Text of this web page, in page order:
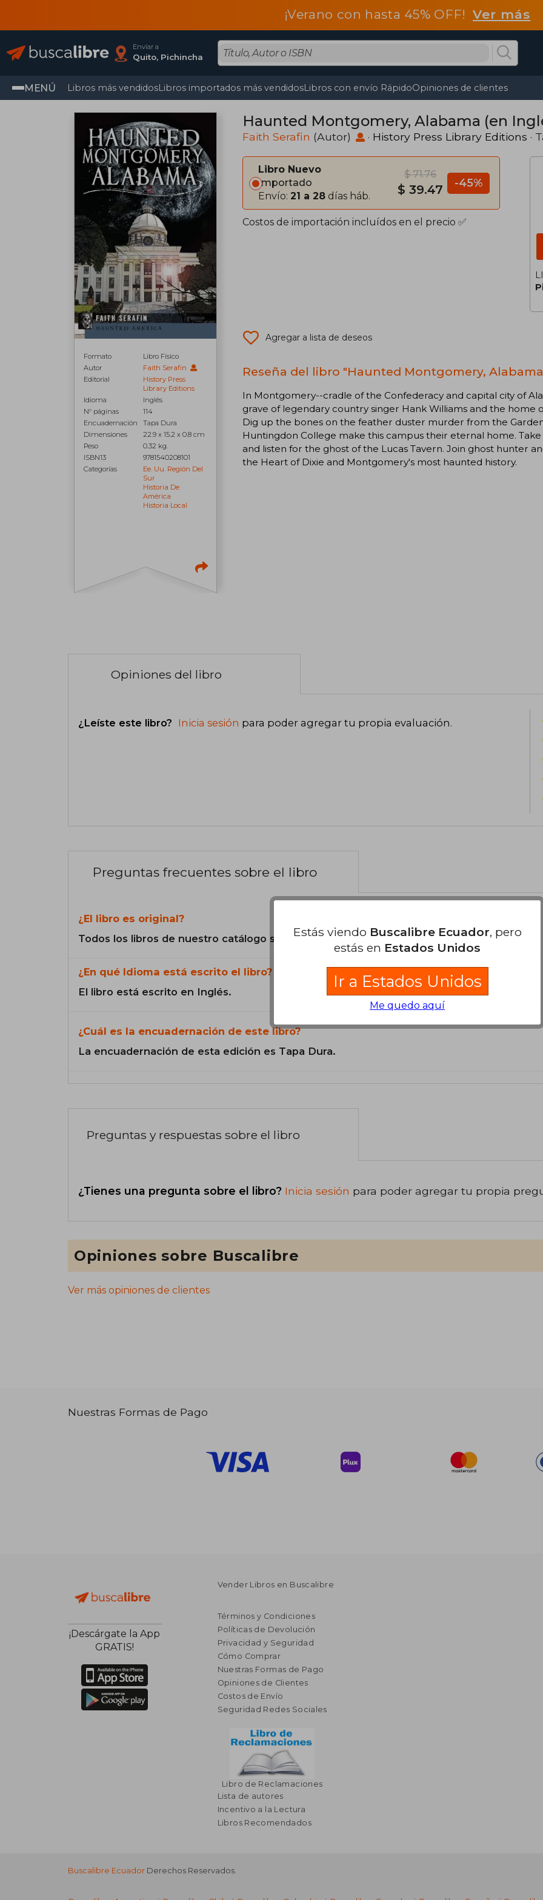
¡Verano con hasta 45% OFF!Ver más
Enviar a
Quito, Pichincha
MENÚ Libros más vendidosLibros importados más vendidosLibros con envío RápidoOpiniones de clientes
Formato
Libro Físico
Autor
Faith Serafin
Editorial
History Press
Library Editions
Idioma
Inglés
N° páginas
114
Encuadernación
Tapa Dura
Dimensiones
22.9 x 15.2 x 0.8 cm
Peso
0.32 kg.
ISBN13
9781540208101
Categorías
Ee. Uu. Región Del
Sur
Historia De
América
Historia Local
Haunted Montgomery, Alabama (en
Faith Serafin (Autor) · History Press Library Editions ·
Libro Nuevo
Importado
Envío: 21 a 28 días háb.
$ 71.76
$ 39.47 -45%
Costos de importación incluídos en el precio ✅
Agregar a lista de deseos
Reseña del libro "Haunted Montgomery,
In Montgomery--cradle of the Confederacy and capital city of
grave of legendary country singer Hank Williams and the home
Dig up the bones on the feather duster murder from the
Huntingdon College make this campus their eternal home.
and listen for the ghost of the Lucas Tavern. Join ghost hunter
the Heart of Dixie and Montgomery's most haunted history.
Opiniones del libro
¿Leíste este libro? Inicia sesión para poder agregar tu propia evaluación.
Preguntas frecuentes sobre el libro
¿El libro es original?
Todos los libros de nuestro catálogo son Originales.
¿En qué Idioma está escrito el libro?
El libro está escrito en Inglés.
¿Cuál es la encuadernación de este libro?
La encuadernación de esta edición es Tapa Dura.
Preguntas y respuestas sobre el libro
¿Tienes una pregunta sobre el libro? Inicia sesión para poder agregar tu propia
Opiniones sobre Buscalibre
Ver más opiniones de clientes
Nuestras Formas de Pago
¡Descárgate la App
GRATIS!
Vender Libros en Buscalibre
Términos y Condiciones
Políticas de Devolución
Privacidad y Seguridad
Cómo Comprar
Nuestras Formas de Pago
Opiniones de Clientes
Costos de Envío
Seguridad Redes Sociales
Libro de Reclamaciones
Lista de autores
Incentivo a la Lectura
Libros Recomendados
Buscalibre Ecuador Derechos Reservados.
Estás viendo Buscalibre Ecuador, pero
estás en Estados Unidos
Ir a Estados Unidos
Me quedo aquí